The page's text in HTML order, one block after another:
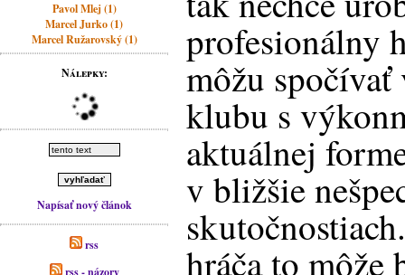
Pavol Mlej (1)
Marcel Jurko (1)
Marcel Ružarovský (1)
Nálepky:
Napísať nový článok
rss
rss - názory
profesionálny
môžu
klubu s
aktuálnej
v bližšie
hráča to môže